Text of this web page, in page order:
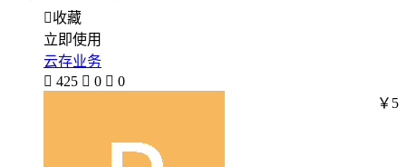
收藏
立即使用
云存业务
 425  0  0
￥5